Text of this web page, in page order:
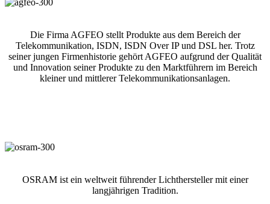
Die Firma AGFEO stellt Produkte aus dem Bereich der
Telekommunikation, ISDN, ISDN Over IP und DSL her. Trotz
seiner jungen Firmenhistorie gehört AGFEO aufgrund der Qualität
und Innovation seiner Produkte zu den Marktführern im Bereich
kleiner und mittlerer Telekommunikationsanlagen.
OSRAM ist ein weltweit führender Lichthersteller mit einer
langjährigen Tradition.